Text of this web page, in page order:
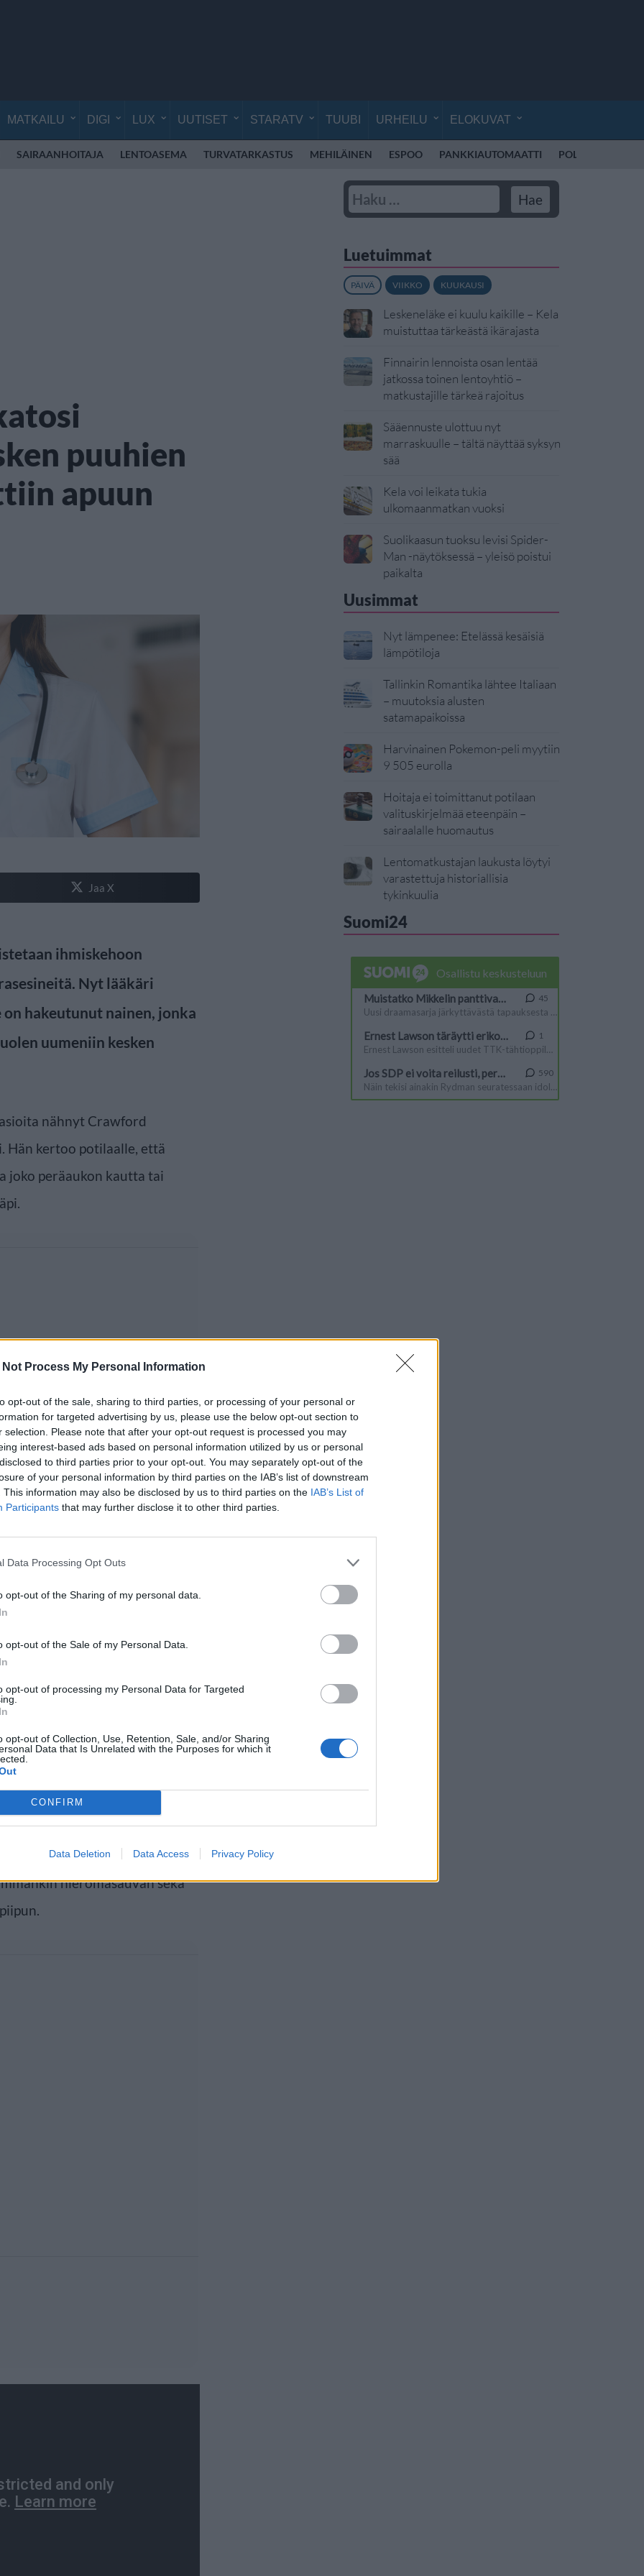
Not Process My Personal Information
opt-out of the sale, sharing to third parties, or processing of your personal or
for targeted advertising by us, please use the below opt-out section to
selection. Please note that after your opt-out request is processed you may
interest-based ads based on personal information utilized by us or personal
to third parties prior to your opt-out. You may separately opt-out of the
of your personal information by third parties on the IAB’s list of downstream
This information may also be disclosed by us to third parties on the IAB’s List of
Participants that may further disclose it to other third parties.
Data Processing Opt Outs
opt-out of the Sharing of my personal data.
opt-out of the Sale of my Personal Data.
opt-out of processing my Personal Data for Targeted
opt-out of Collection, Use, Retention, Sale, and/or Sharing
Data that Is Unrelated with the Purposes for which it
CONFIRM
Data Deletion Data Access Privacy Policy
MATKAILU DIGI LUX UUTISET STARATV TUUBI URHEILU ELOKUVAT
SAIRAANHOITAJA LENTOASEMA TURVATARKASTUS MEHILÄINEN ESPOO PANKKIAUTOMAATTI POLIISI SUOMI
puuhien
apuun
Jaa X
ihmiskehoon
Nyt lääkäri
hakeutunut nainen, jonka
uumeniin kesken
nähnyt Crawford
Hän kertoo potilaalle, että
joko peräaukon kautta tai
kautta, miten sait sen
ja levitämme suolta, jotta
niin pääset jo tänään
He ovat sitä varten, että
kertoo ottaneensa ihmisten
hieromasauvan sekä
Luetuimmat
PÄIVÄ VIIKKO KUUKAUSI
Leskeneläke ei kuulu kaikille – Kela
muistuttaa tärkeästä ikärajasta
Finnairin lennoista osan lentää
jatkossa toinen lentoyhtiö –
matkustajille tärkeä rajoitus
Sääennuste ulottuu nyt
marraskuulle – tältä näyttää syksyn
sää
Kela voi leikata tukia
ulkomaanmatkan vuoksi
Suolikaasun tuoksu levisi Spider-
Man -näytöksessä – yleisö poistui
paikalta
Uusimmat
Nyt lämpenee: Etelässä kesäisiä
lämpötiloja
Tallinkin Romantika lähtee Italiaan
– muutoksia alusten
satamapaikoissa
Harvinainen Pokemon-peli myytiin
9 505 eurolla
Hoitaja ei toimittanut potilaan
valituskirjelmää eteenpäin –
sairaalalle huomautus
Lentomatkustajan laukusta löytyi
varastettuja historiallisia
tykinkuulia
Suomi24